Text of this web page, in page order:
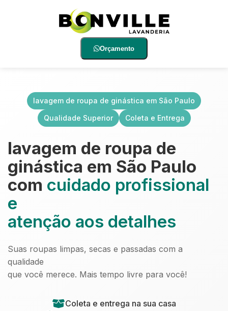
Orçamento
lavagem de roupa de ginástica em São Paulo
Qualidade Superior
Coleta e Entrega
lavagem de roupa de
ginástica em São Paulo
com cuidado profissional
e
atenção aos detalhes
Suas roupas limpas, secas e passadas com a
qualidade
que você merece. Mais tempo livre para você!
Coleta e entrega na sua casa